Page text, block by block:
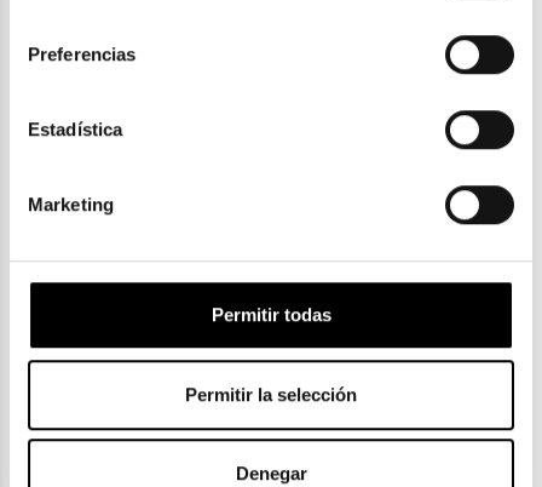
Preferencias
Estadística
Marketing
Permitir todas
Permitir la selección
Denegar
2 colores
Recogida en tienda